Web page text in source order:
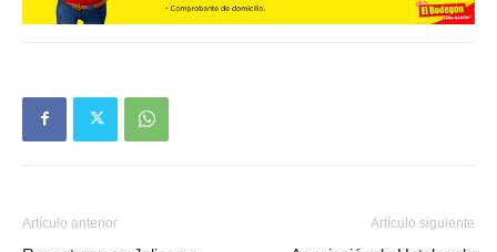
Artículo anterior Artículo siguiente